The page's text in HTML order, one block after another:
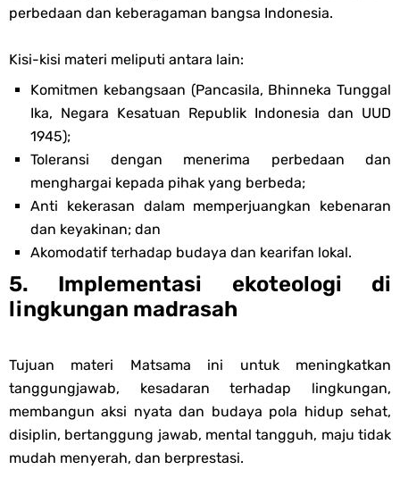
perbedaan dan keberagaman bangsa Indonesia.
Kisi-kisi materi meliputi antara lain:
Komitmen kebangsaan (Pancasila, Bhinneka Tunggal
Ika, Negara Kesatuan Republik Indonesia dan UUD
1945);
Toleransi dengan menerima perbedaan dan
menghargai kepada pihak yang berbeda;
Anti kekerasan dalam memperjuangkan kebenaran
dan keyakinan; dan
Akomodatif terhadap budaya dan kearifan lokal.
5. Implementasi ekoteologi di
lingkungan madrasah
Tujuan materi Matsama ini untuk meningkatkan
tanggungjawab, kesadaran terhadap lingkungan,
membangun aksi nyata dan budaya pola hidup sehat,
disiplin, bertanggung jawab, mental tangguh, maju tidak
mudah menyerah, dan berprestasi.